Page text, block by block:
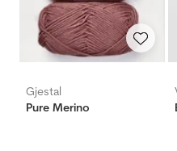
Gjestal
Pure Merino